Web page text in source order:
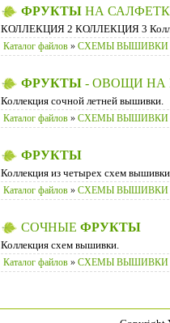
ФРУКТЫ НА
КОЛЛЕКЦИЯ 2 КОЛЛЕКЦИЯ 3
Каталог файлов » СХЕМЫ ВЫШИВКИ
ФРУКТЫ - ОВОЩИ НА
Коллекция сочной летней вышивки.
Каталог файлов » СХЕМЫ ВЫШИВКИ
ФРУКТЫ
Коллекция из четырех схем
Каталог файлов » СХЕМЫ ВЫШИВКИ
СОЧНЫЕ ФРУКТЫ
Коллекция схем вышивки.
Каталог файлов » СХЕМЫ ВЫШИВКИ